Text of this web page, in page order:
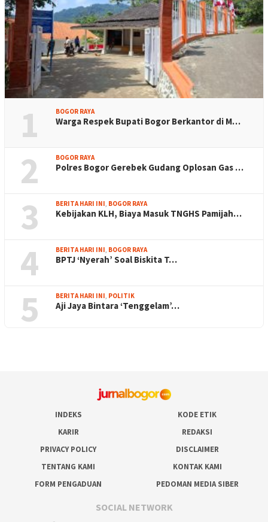
1 BOGOR RAYA
Warga Respek Bupati Bogor Berkantor di M…
2 BOGOR RAYA
Polres Bogor Gerebek Gudang Oplosan Gas …
3 BERITA HARI INI BOGOR RAYA
Kebijakan KLH, Biaya Masuk TNGHS Pamijah…
4 BERITA HARI INI BOGOR RAYA
BPTJ ‘Nyerah’ Soal Biskita T…
5 BERITA HARI INI POLITIK
Aji Jaya Bintara ‘Tenggelam’…
INDEKS
KODE ETIK
KARIR
REDAKSI
PRIVACY POLICY
DISCLAIMER
TENTANG KAMI
KONTAK KAMI
FORM PENGADUAN
PEDOMAN MEDIA SIBER
SOCIAL NETWORK